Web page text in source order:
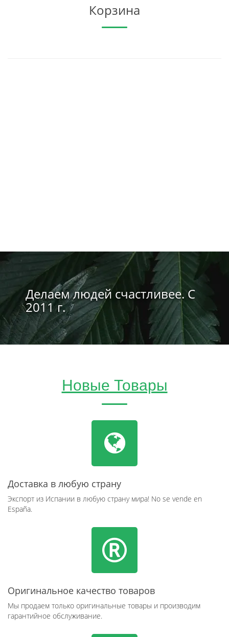
Корзина
Делаем людей счастливее. С
2011 г.
Новые Товары
Доставка в любую страну
Экспорт из Испании в любую страну мира! No se vende en
España.
Оригинальное качество товаров
Мы продаем только оригинальные товары и производим
гарантийное обслуживание.